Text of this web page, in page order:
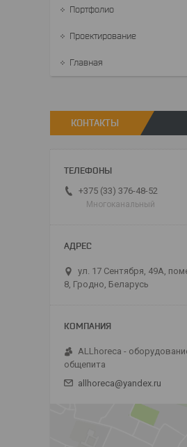
Портфолио
Проектирование
Главная
КОНТАКТЫ
+375 (33) 376-48-52
Многоканальный
ул. 17 Сентября, 49А,
8, Гродно, Беларусь
ALLhoreca -
общепита
allhoreca@yandex.ru